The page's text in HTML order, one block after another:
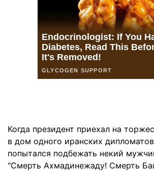
Когда президент приехал на
в дом одного иранских
попытался подбежать некий
"Смерть Ахмадинежаду! Смерть